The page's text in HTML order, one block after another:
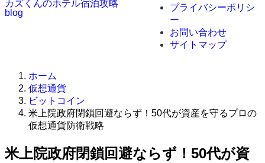
カズくんのホテル宿泊攻略
blog
プライバシーポリシ
ー
お問い合わせ
サイトマップ
ホーム
仮想通貨
ビットコイン
米上院政府閉鎖回避ならず！50代が資産を守るプロの
仮想通貨防衛戦略
米上院政府閉鎖回避ならず！50代が資